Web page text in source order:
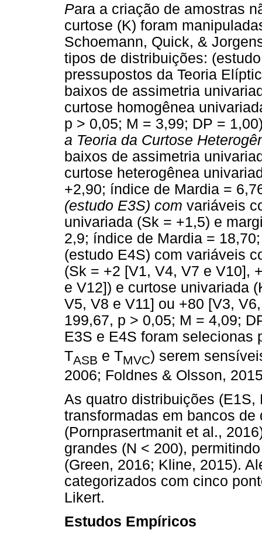
Para a criação de amostras
curtose (K) foram
Schoemann, Quick, &
tipos de distribuições:
pressupostos da Teoria
baixos de assimetria
curtose homogênea
p > 0,05; M = 3,99; DP =
a Teoria da Curtose
baixos de assimetria
curtose heterogênea
+2,90; índice de Mardia =
(estudo E3S) com variáveis
univariada (Sk = +1,5) e
2,9; índice de Mardia =
(estudo E4S) com variáveis
(Sk = +2 [V1, V4, V7 e V10],
e V12]) e curtose univariada
V5, V8 e V11] ou +80 [V3,
199,67, p > 0,05; M = 4,09;
E3S e E4S foram selecionas
TASB e TMVC) serem
2006; Foldnes & Olsson,
As quatro distribuições (E1S,
transformadas em bancos
(Pornprasertmanit et al.,
grandes (N < 200),
(Green, 2016; Kline, 2015).
categorizados com cinco
Likert.
Estudos Empíricos